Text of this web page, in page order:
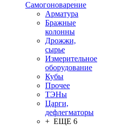
Самогоноварение
Арматура
Бражные
колонны
Дрожжи,
сырье
Измерительное
оборудование
Кубы
Прочее
ТЭНы
Царги,
дефлегматоры
+ ЕЩЕ 6